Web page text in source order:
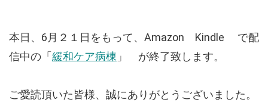
本日、6月２１日をもって、Amazon Kindle で配
信中の「緩和ケア病棟 」 が終了致します。
ご愛読頂いた皆様、誠にありがとうございました。